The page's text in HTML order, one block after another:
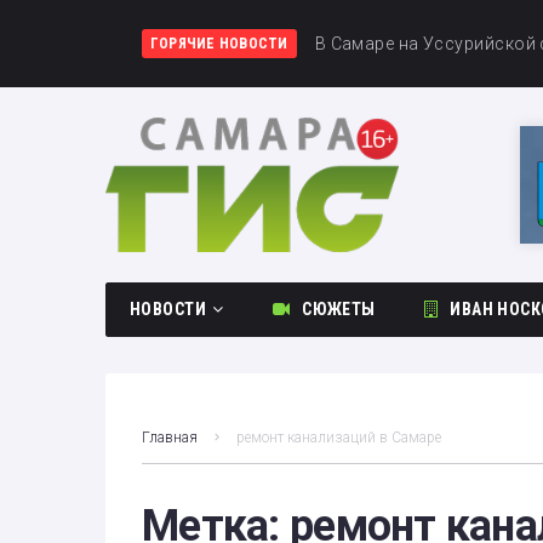
ГОРЯЧИЕ НОВОСТИ В Самаре в ДТП
В Самаре на Уссурийской
В Новокуйбышевске
НОВОСТИ СЮЖЕТЫ ИВАН
Главная ремонт канализаций в Самаре
Метка: ремонт